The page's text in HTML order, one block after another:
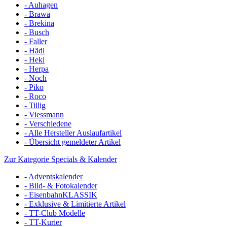
- Auhagen
- Brawa
- Brekina
- Busch
- Faller
- Hädl
- Heki
- Herpa
- Noch
- Piko
- Roco
- Tillig
- Viessmann
- Verschiedene
- Alle Hersteller Auslaufartikel
- Übersicht gemeldeter Artikel
Zur Kategorie Specials & Kalender
- Adventskalender
- Bild- & Fotokalender
- EisenbahnKLASSIK
- Exklusive & Limitierte Artikel
- TT-Club Modelle
- TT-Kurier